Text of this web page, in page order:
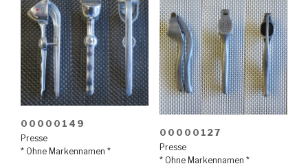
00000149
Presse
* Ohne Markennamen *
00000127
Presse
* Ohne Markennamen *